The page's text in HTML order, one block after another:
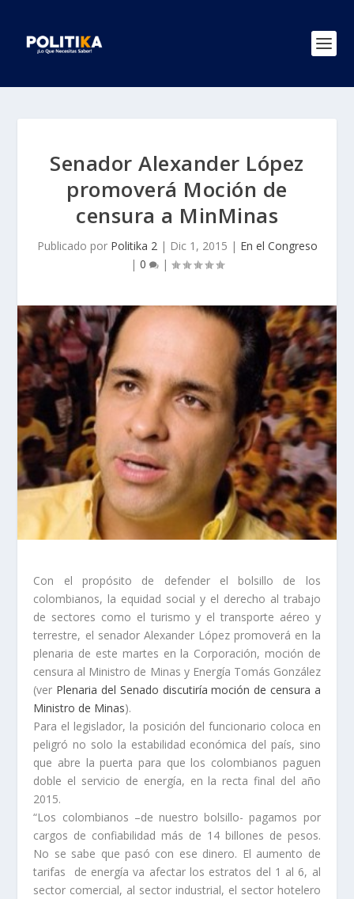
Senador Alexander López
promoverá Moción de
censura a MinMinas
Publicado por Politika 2| Dic 1, 2015 | En el Congreso
| 0 |
Con el propósito de defender el bolsillo de los
colombianos, la equidad social y el derecho al trabajo
de sectores como el turismo y el transporte aéreo y
terrestre, el senador Alexander López promoverá en la
plenaria de este martes en la Corporación, moción de
censura al Ministro de Minas y Energía Tomás González
(ver Plenaria del Senado discutiría moción de censura a
Ministro de Minas).
Para el legislador, la posición del funcionario coloca en
peligró no solo la estabilidad económica del país, sino
que abre la puerta para que los colombianos paguen
doble el servicio de energía, en la recta final del año
2015.
“Los colombianos –de nuestro bolsillo- pagamos por
cargos de confiabilidad más de 14 billones de pesos.
No se sabe que pasó con ese dinero. El aumento de
tarifas de energía va afectar los estratos del 1 al 6, al
sector comercial, al sector industrial, el sector hotelero